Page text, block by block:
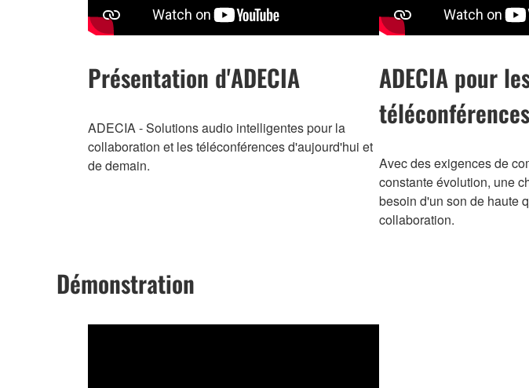
Présentation d'ADECIA
ADECIA - Solutions audio intelligentes pour la
collaboration et les téléconférences d'aujourd'hui et
de demain.
ADECIA pour
téléconférences
Avec des exigences de
constante évolution, une
besoin d'un son de haute
collaboration.
Démonstration